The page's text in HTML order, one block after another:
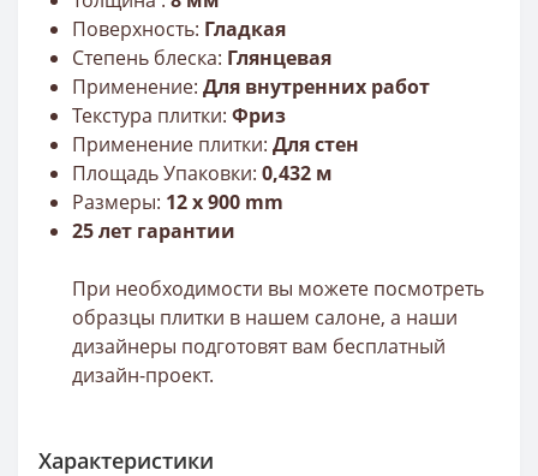
Поверхность: Гладкая
Степень блеска: Глянцевая
Применение: Для внутренних работ
Текстура плитки: Фриз
Применение плитки: Для стен
Площадь Упаковки: 0,432 м
Размеры: 12x 900 mm
25 лет гарантии
При необходимости вы можете посмотреть
образцы плитки в нашем салоне, а наши
дизайнеры подготовят вам бесплатный
дизайн-проект.
Характеристики